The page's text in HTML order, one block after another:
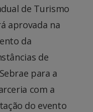
de Turismo
aprovada na
da
de
para a
com a
do evento